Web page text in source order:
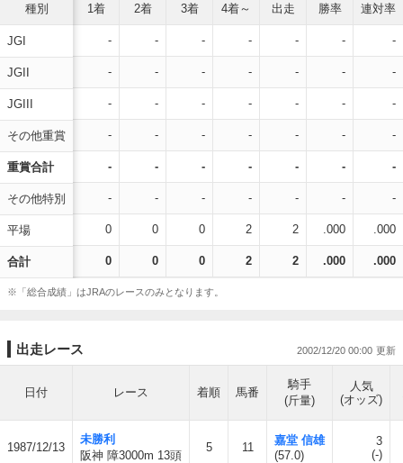
種別
JGI
JGII
JGIII
その他重賞
重賞合計
その他特別
平場
合計
1着 2着 3着 4着～ 出走 勝率 連対率
- - - - - - -
- - - - - - -
- - - - - - -
- - - - - - -
- - - - - - -
- - - - - - -
0 0 0 2 2 .000 .000
0 0 0 2 2 .000 .000
※「総合成績」はJRAのレースのみとなります。
出走レース 2002/12/20 00:00
日付 レース 着順 馬番
騎手
(斤量)
人気
(オッズ)
1987/12/13
未勝利
阪神 障3000m 13頭
5 11
嘉堂 信雄
(57.0)
3
(-)